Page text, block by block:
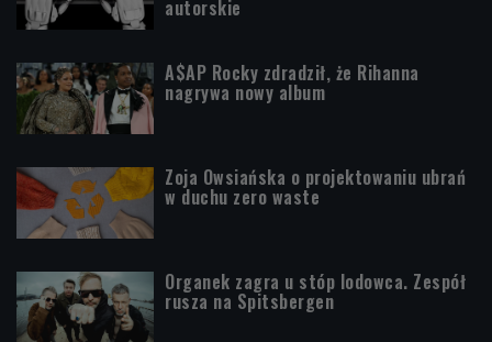
autorskie
A$AP Rocky zdradził, że Rihanna
nagrywa nowy album
Zoja Owsiańska o projektowaniu ubrań
w duchu zero waste
Organek zagra u stóp lodowca. Zespół
rusza na Spitsbergen